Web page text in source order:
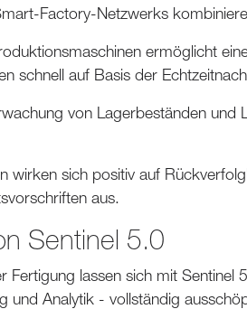
Factory-Netzwerks
ermöglicht
schnell auf Basis der
von Lagerbeständen
wirken sich positiv auf
aus.
Sentinel 5.0
Fertigung lassen sich mit
und Analytik - vollständig